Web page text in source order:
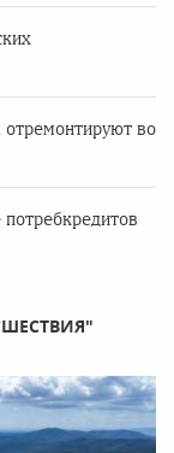
отремонтируют во